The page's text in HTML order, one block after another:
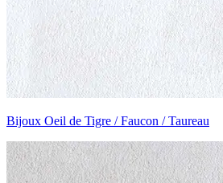
Bijoux Oeil de Tigre / Faucon / Taureau